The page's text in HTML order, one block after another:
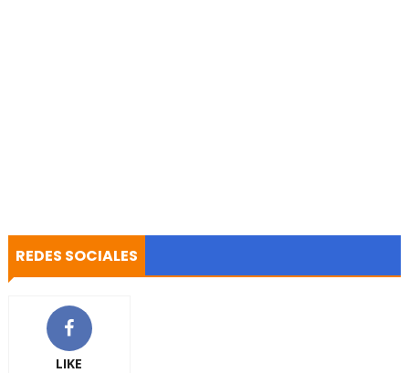
REDES SOCIALES
LIKE